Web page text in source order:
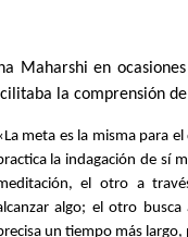
Maharshi en
la comprensión
meta es la misma para
la indagación de sí
el otro a
algo; el otro
un tiempo más